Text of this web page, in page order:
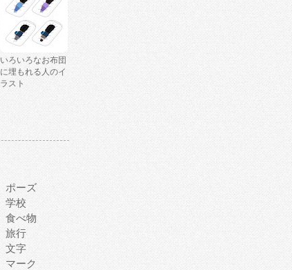
いろいろなお布団
に埋もれる人のイ
ラスト
ポーズ
学校
食べ物
旅行
文字
マーク